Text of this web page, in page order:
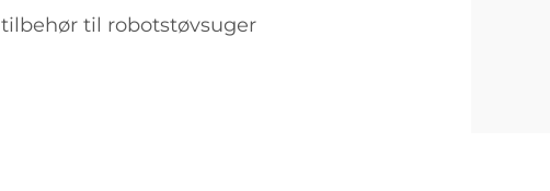
tilbehør til robotstøvsuger